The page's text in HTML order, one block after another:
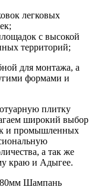
легковых
с высокой
территорий;
для монтажа, а
формами и
плитку
широкий выбор
и промышленных
а так же
краю и Адыгее.
80мм Шампань